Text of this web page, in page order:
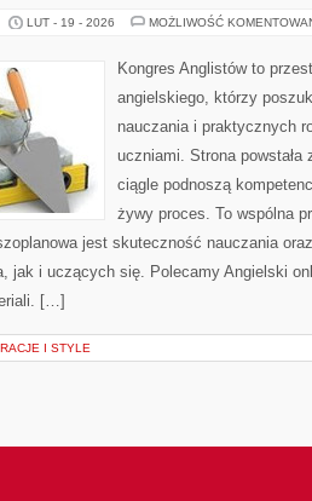
LUT - 19 - 2026 MOŻLIWOŚĆ
Kongres Anglistów to
angielskiego, którzy
nauczania i praktycznych
uczniami. Strona
ciągle podnoszą
żywy proces. To wspólna
jest skuteczność nauczania
jak i uczących się. Polecamy Angielski
[…]
I STYLE